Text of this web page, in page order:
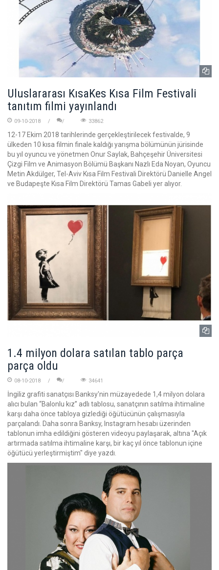
Uluslararası KısaKes Kısa Film Festivali
tanıtım filmi yayınlandı
09-10-2018 33862
12-17 Ekim 2018 tarihlerinde gerçekleştirilecek festivalde, 9
ülkeden 10 kısa filmin finale kaldığı yarışma bölümünün jürisinde
bu yıl oyuncu ve yönetmen Onur Saylak, Bahçeşehir Üniversitesi
Çizgi Film ve Animasyon Bölümü Başkanı Nazlı Eda Noyan, Oyuncu
Metin Akdülger, Tel-Aviv Kısa Film Festivali Direktörü Danielle Angel
ve Budapeşte Kısa Film Direktörü Tamas Gabeli yer alıyor.
1.4 milyon dolara satılan tablo parça
parça oldu
08-10-2018 34641
İngiliz grafiti sanatçısı Banksy'nin müzayedede 1,4 milyon dolara
alıcı bulan “Balonlu kız” adlı tablosu, sanatçının satılma ihtimaline
karşı daha önce tabloya gizlediği öğütücünün çalışmasıyla
parçalandı. Daha sonra Banksy, Instagram hesabı üzerinden
tablonun imha edildiğini gösteren videoyu paylaşarak, altına "Açık
artırmada satılma ihtimaline karşı, bir kaç yıl önce tablonun içine
öğütücü yerleştirmiştim" diye yazdı.